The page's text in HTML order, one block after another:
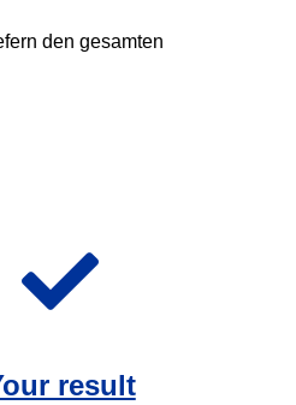
den gesamten
result